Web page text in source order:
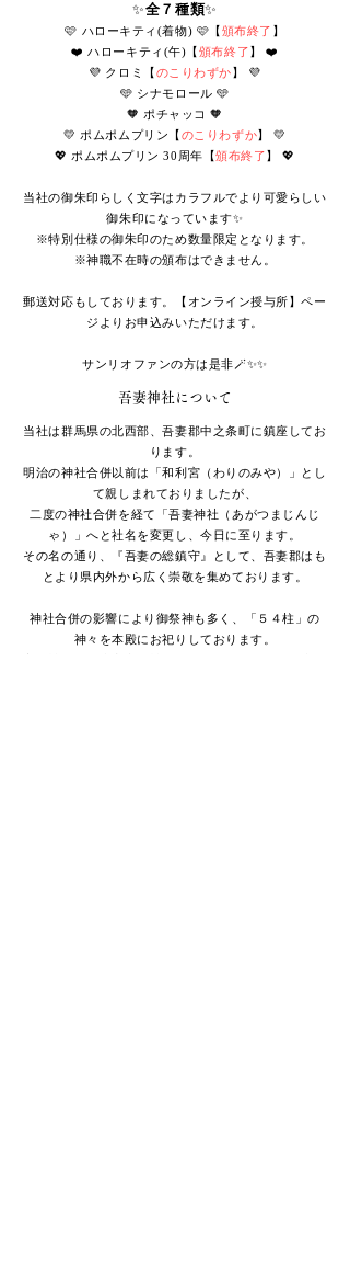
✨全７種類✨
🩷 ハローキティ(着物) 🩷【頒布終了 】
❤️ ハローキティ(午)【頒布終了】 ❤️
💜 クロミ【のこりわずか】 💜
🩵 シナモロール 🩵
🧡 ポチャッコ 🧡
💛 ポムポムプリン【のこりわずか】 💛
💖 ポムポムプリン 30周年【頒布終了】 💖
当社の御朱印らしく文字はカラフルでより可愛らしい
御朱印になっています✨
※特別仕様の御朱印のため数量限定となります。
※神職不在時の頒布はできません。
郵送対応もしております。【オンライン授与所】ペー
ジよりお申込みいただけます。
サンリオファンの方は是非🪄✨✨
​吾妻神社について
当社は群馬県の​北西部、吾妻郡中之条町に鎮座してお
ります。
明治の神社合併以前は「和利宮（わりのみや）」とし
て親しまれておりましたが、
二度の神社合併を経て「吾妻神社（あがつまじんじ
ゃ）」へと社名を変更し、今日に至ります。
その名の通り、『吾妻の総鎮守』として、吾妻郡はも
とより県内外から広く崇敬を集めております。
神社合併の影響により御祭神も多く、「５４柱」の
神々を本殿にお祀りしております。